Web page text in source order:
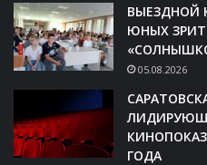
ВЫЕЗДНОЙ
ЮНЫХ
05.08.2026
ГОДА